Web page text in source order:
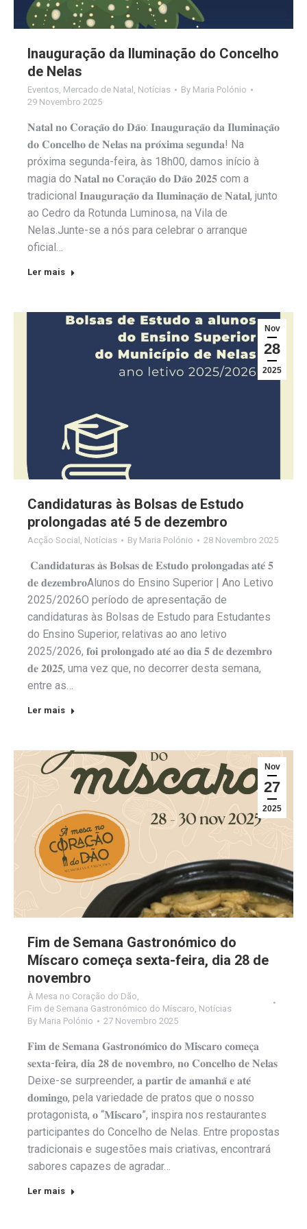
Inauguração da Iluminação do Concelho
de Nelas
Eventos Mercado de Natal Notícias By Maria Polónio
29 Novembro 2025
𝐍𝐚𝐭𝐚𝐥 𝐧𝐨 𝐂𝐨𝐫𝐚𝐜̧𝐚̃𝐨 𝐝𝐨 𝐃𝐚̃𝐨: 𝐈𝐧𝐚𝐮𝐠𝐮𝐫𝐚𝐜̧𝐚̃𝐨 𝐝𝐚 𝐈𝐥𝐮𝐦𝐢𝐧𝐚𝐜̧𝐚̃𝐨
𝐝𝐨 𝐂𝐨𝐧𝐜𝐞𝐥𝐡𝐨 𝐝𝐞 𝐍𝐞𝐥𝐚𝐬 𝐧𝐚 𝐩𝐫𝐨́𝐱𝐢𝐦𝐚 𝐬𝐞𝐠𝐮𝐧𝐝𝐚! Na
próxima segunda-feira, às 18h00, damos início à
magia do 𝐍𝐚𝐭𝐚𝐥 𝐧𝐨 𝐂𝐨𝐫𝐚𝐜̧𝐚̃𝐨 𝐝𝐨 𝐃𝐚̃𝐨 𝟐𝟎𝟐𝟓 com a
tradicional 𝐈𝐧𝐚𝐮𝐠𝐮𝐫𝐚𝐜̧𝐚̃𝐨 𝐝𝐚 𝐈𝐥𝐮𝐦𝐢𝐧𝐚𝐜̧𝐚̃𝐨 𝐝𝐞 𝐍𝐚𝐭𝐚𝐥, junto
ao Cedro da Rotunda Luminosa, na Vila de
Nelas.Junte-se a nós para celebrar o arranque
oficial…
Ler mais
Nov
28
2025
Candidaturas às Bolsas de Estudo
prolongadas até 5 de dezembro
Acção Social , Notícias By Maria Polónio 28 Novembro 2025
𝐂𝐚𝐧𝐝𝐢𝐝𝐚𝐭𝐮𝐫𝐚𝐬 𝐚̀𝐬 𝐁𝐨𝐥𝐬𝐚𝐬 𝐝𝐞 𝐄𝐬𝐭𝐮𝐝𝐨 𝐩𝐫𝐨𝐥𝐨𝐧𝐠𝐚𝐝𝐚𝐬 𝐚𝐭𝐞́ 𝟓
𝐝𝐞 𝐝𝐞𝐳𝐞𝐦𝐛𝐫𝐨Alunos do Ensino Superior | Ano Letivo
2025/2026O período de apresentação de
candidaturas às Bolsas de Estudo para Estudantes
do Ensino Superior, relativas ao ano letivo
2025/2026, 𝐟𝐨𝐢 𝐩𝐫𝐨𝐥𝐨𝐧𝐠𝐚𝐝𝐨 𝐚𝐭𝐞́ 𝐚𝐨 𝐝𝐢𝐚 𝟓 𝐝𝐞 𝐝𝐞𝐳𝐞𝐦𝐛𝐫𝐨
𝐝𝐞 𝟐𝟎𝟐𝟓, uma vez que, no decorrer desta semana,
entre as…
Ler mais
Nov
27
2025
Fim de Semana Gastronómico do
Míscaro começa sexta-feira, dia 28 de
novembro
À Mesa no Coração do Dão,
Fim de Semana Gastronómico do Míscaro, Notícias
By Maria Polónio 27 Novembro 2025
𝐅𝐢𝐦 𝐝𝐞 𝐒𝐞𝐦𝐚𝐧𝐚 𝐆𝐚𝐬𝐭𝐫𝐨𝐧𝐨́𝐦𝐢𝐜𝐨 𝐝𝐨 𝐌𝐢́𝐬𝐜𝐚𝐫𝐨 𝐜𝐨𝐦𝐞𝐜̧𝐚
𝐬𝐞𝐱𝐭𝐚-𝐟𝐞𝐢𝐫𝐚, 𝐝𝐢𝐚 𝟐𝟖 𝐝𝐞 𝐧𝐨𝐯𝐞𝐦𝐛𝐫𝐨, 𝐧𝐨 𝐂𝐨𝐧𝐜𝐞𝐥𝐡𝐨 𝐝𝐞 𝐍𝐞𝐥𝐚𝐬
Deixe-se surpreender, 𝐚 𝐩𝐚𝐫𝐭𝐢𝐫 𝐝𝐞 𝐚𝐦𝐚𝐧𝐡𝐚̃ 𝐞 𝐚𝐭𝐞́
𝐝𝐨𝐦𝐢𝐧𝐠𝐨, pela variedade de pratos que o nosso
protagonista, 𝐨 “𝐌𝐢́𝐬𝐜𝐚𝐫𝐨”, inspira nos restaurantes
participantes do Concelho de Nelas. Entre propostas
tradicionais e sugestões mais criativas, encontrará
sabores capazes de agradar…
Ler mais